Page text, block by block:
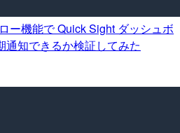
ー機能で Quick Sight ダッシュボ
通知できるか検証してみた